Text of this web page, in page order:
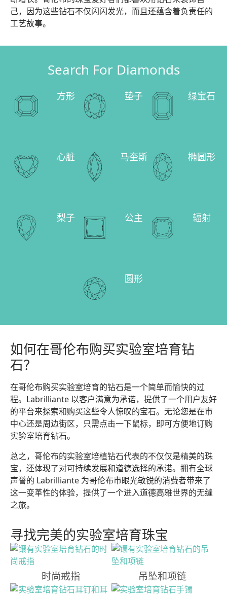
己，因为这些钻石不仅闪闪发光，而且还蕴含着负责任的
工艺故事。
Search For Diamonds
方形 垫子 绿宝石
心脏 马奎斯 椭圆形
梨子 公主 辐射
圆形
如何在哥伦布购买实验室培育钻
石？
在哥伦布购买实验室培育的钻石是一个简单而愉快的过
程。Labrilliante 以客户满意为承诺，提供了一个用户友好
的平台来探索和购买这些令人惊叹的宝石。无论您是在市
中心还是周边街区，只需点击一下鼠标，即可方便地订购
实验室培育钻石。
总之，哥伦布的实验室培植钻石代表的不仅仅是精美的珠
宝，还体现了对可持续发展和道德选择的承诺。拥有全球
声誉的 Labrilliante 为哥伦布市眼光敏锐的消费者带来了
这一变革性的体验，提供了一个进入道德高雅世界的无缝
之旅。
时尚戒指 吊坠和项链
寻找完美的实验室培育珠宝